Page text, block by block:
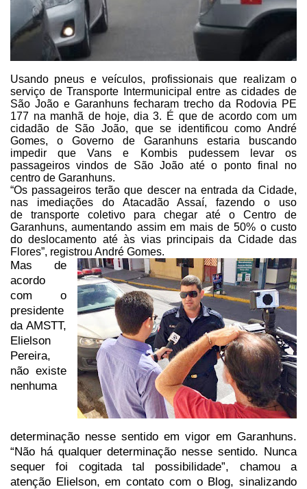
Usando pneus e veículos, profissionais que realizam o
serviço deTransporte Intermunicipal entre as cidades de
São João e Garanhuns fecharam trecho da Rodovia PE
177 na manhã de hoje, dia 3. É que de acordo com um
cidadão de São João, que se identificou como André
Gomes, o Governo de Garanhuns estaria buscando
impedir que Vans e Kombis pudessem levar os
passageiros vindos de São João até o ponto final no
centro de Garanhuns.
“Os passageiros terão que descer na entrada da Cidade,
nas imediações do Atacadão Assaí, fazendo o uso
de transporte coletivo para chegar até o Centro de
Garanhuns, aumentando assim em mais de 50% o custo
do deslocamento até às vias principais da Cidade das
Flores”, registrou André Gomes.
Mas de
acordo
com o
presidente
da AMSTT,
Elielson
Pereira,
não existe
nenhuma
determinação nesse sentido em vigor em Garanhuns.
“Não há qualquer determinação nesse sentido. Nunca
sequer foi cogitada tal possibilidade”, chamou a
atenção Elielson, em contato com oBlog, sinalizando